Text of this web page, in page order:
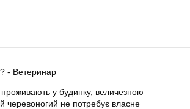
проживають у будинку, величезною
черевоногий не потребує власне